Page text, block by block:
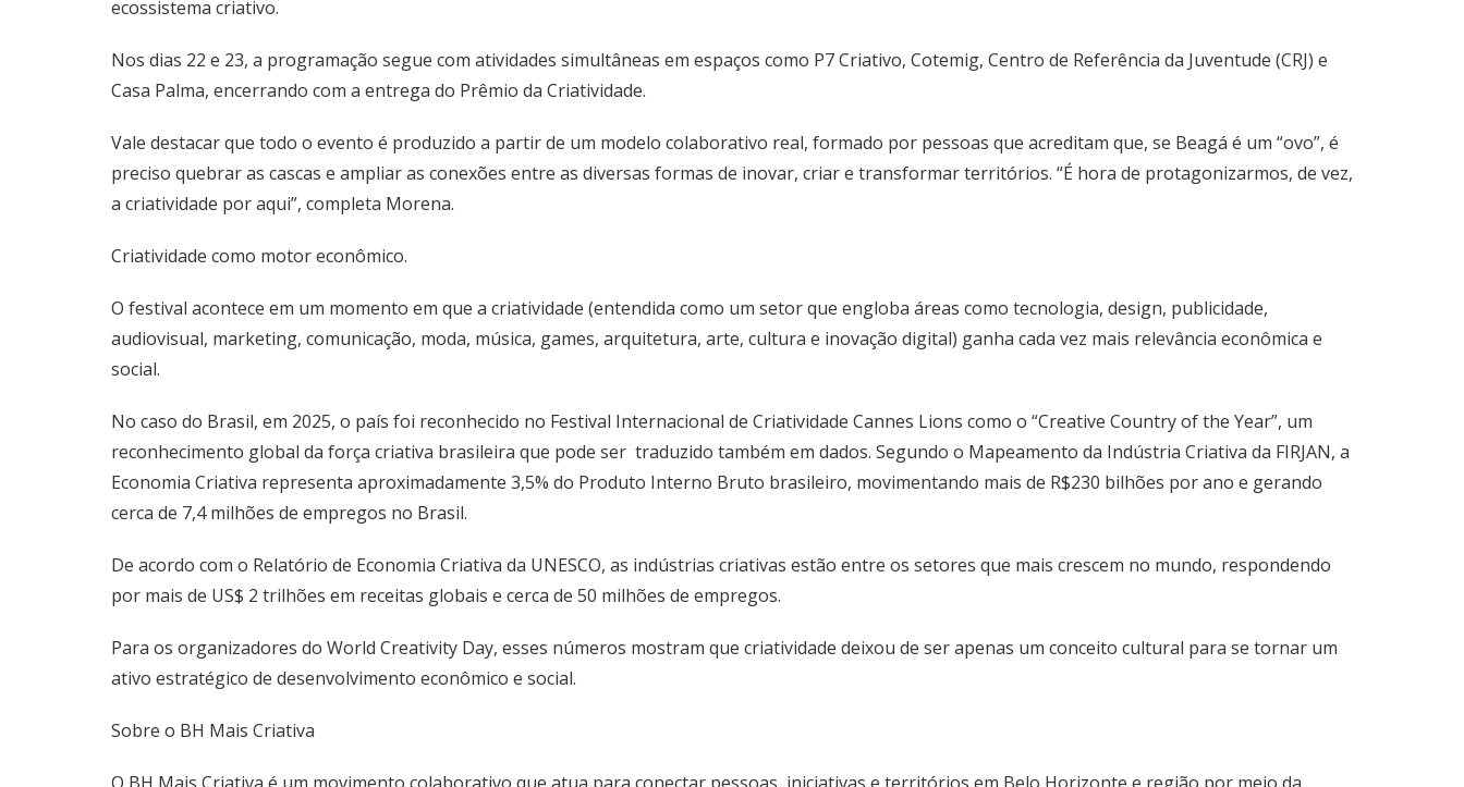
ecossistema criativo.
Nos dias 22 e 23, a programação segue com atividades simultâneas em espaços como P7 Criativo, Cotemig, Centro de Referência da Juventude (CRJ) e
Casa Palma, encerrando com a entrega do Prêmio da Criatividade.
Vale destacar que todo o evento é produzido a partir de um modelo colaborativo real, formado por pessoas que acreditam que, se Beagá é um “ovo”, é
preciso quebrar as cascas e ampliar as conexões entre as diversas formas de inovar, criar e transformar territórios. “É hora de protagonizarmos, de vez,
a criatividade por aqui”, completa Morena.
Criatividade como motor econômico.
O festival acontece em um momento em que a criatividade (entendida como um setor que engloba áreas como tecnologia, design, publicidade,
audiovisual, marketing, comunicação, moda, música, games, arquitetura, arte, cultura e inovação digital) ganha cada vez mais relevância econômica e
social.
No caso do Brasil, em 2025, o país foi reconhecido no Festival Internacional de Criatividade Cannes Lions como o “Creative Country of the Year”, um
reconhecimento global da força criativa brasileira que pode ser traduzido também em dados. Segundo o Mapeamento da Indústria Criativa da FIRJAN, a
Economia Criativa representa aproximadamente 3,5% do Produto Interno Bruto brasileiro, movimentando mais de R$230 bilhões por ano e gerando
cerca de 7,4 milhões de empregos no Brasil.
De acordo com o Relatório de Economia Criativa da UNESCO, as indústrias criativas estão entre os setores que mais crescem no mundo, respondendo
por mais de US$ 2 trilhões em receitas globais e cerca de 50 milhões de empregos.
Para os organizadores do World Creativity Day, esses números mostram que criatividade deixou de ser apenas um conceito cultural para se tornar um
ativo estratégico de desenvolvimento econômico e social.
Sobre o BH Mais Criativa